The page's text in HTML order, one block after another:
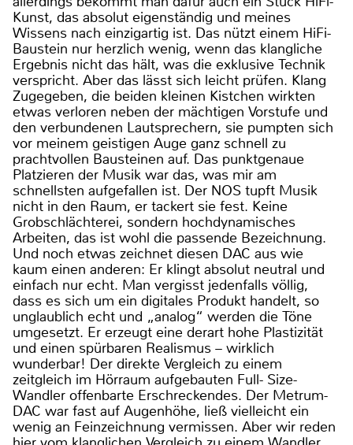
Kunst, das absolut eigenständig und meines
Wissens nach einzigartig ist. Das nützt einem HiFi-
Baustein nur herzlich wenig, wenn das klangliche
Ergebnis nicht das hält, was die exklusive Technik
verspricht. Aber das lässt sich leicht prüfen. Klang
Zugegeben, die beiden kleinen Kistchen wirkten
etwas verloren neben der mächtigen Vorstufe und
den verbundenen Lautsprechern, sie pumpten sich
vor meinem geistigen Auge ganz schnell zu
prachtvollen Bausteinen auf. Das punktgenaue
Platzieren der Musik war das, was mir am
schnellsten aufgefallen ist. Der NOS tupft Musik
nicht in den Raum, er tackert sie fest. Keine
Grobschlächterei, sondern hochdynamisches
Arbeiten, das ist wohl die passende Bezeichnung.
Und noch etwas zeichnet diesen DAC aus wie
kaum einen anderen: Er klingt absolut neutral und
einfach nur echt. Man vergisst jedenfalls völlig,
dass es sich um ein digitales Produkt handelt, so
unglaublich echt und „analog“ werden die Töne
umgesetzt. Er erzeugt eine derart hohe Plastizität
und einen spürbaren Realismus – wirklich
wunderbar! Der direkte Vergleich zu einem
zeitgleich im Hörraum aufgebauten Full- Size-
Wandler offenbarte Erschreckendes. Der Metrum-
DAC war fast auf Augenhöhe, ließ vielleicht ein
wenig an Feinzeichnung vermissen. Aber wir reden